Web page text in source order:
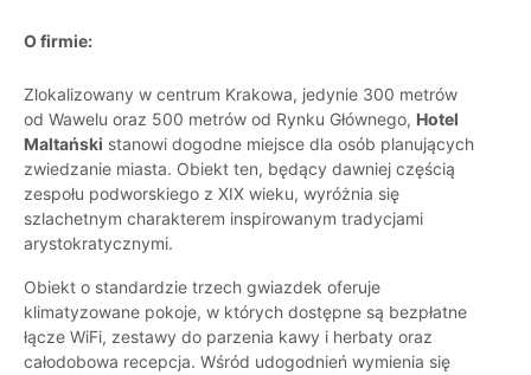
O firmie:
Zlokalizowany w centrum Krakowa, jedynie 300 metrów
od Wawelu oraz 500 metrów od Rynku Głównego, Hotel
Maltański stanowi dogodne miejsce dla osób planujących
zwiedzanie miasta. Obiekt ten, będący dawniej częścią
zespołu podworskiego z XIX wieku, wyróżnia się
szlachetnym charakterem inspirowanym tradycjami
arystokratycznymi.
Obiekt o standardzie trzech gwiazdek oferuje
klimatyzowane pokoje, w których dostępne są bezpłatne
łącze WiFi, zestawy do parzenia kawy i herbaty oraz
całodobowa recepcja. Wśród udogodnień wymienia się